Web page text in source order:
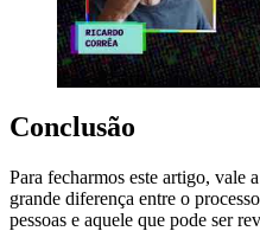
Conclusão
Para fecharmos este artigo, vale
grande diferença entre o
pessoas e aquele que pode ser